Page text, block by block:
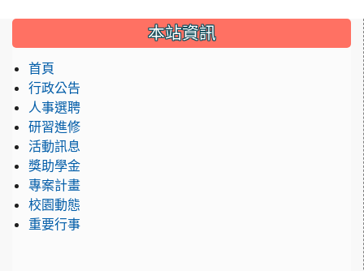
::: 本站資訊
首頁
行政公告
人事選聘
研習進修
活動訊息
獎助學金
專案計畫
校園動態
重要行事